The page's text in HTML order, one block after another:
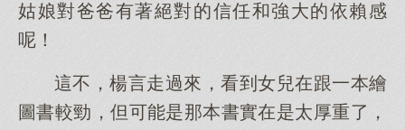
姑娘對爸爸有著絕對的信任和強大的依賴感
呢！
這不，楊言走過來，看到女兒在跟一本繪
圖書較勁，但可能是那本書實在是太厚重了，